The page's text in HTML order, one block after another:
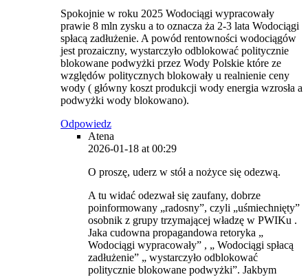
Spokojnie w roku 2025 Wodociągi wypracowały
prawie 8 mln zysku a to oznacza ża 2-3 lata Wodociągi
spłacą zadłużenie. A powód rentowności wodociągów
jest prozaiczny, wystarczyło odblokować politycznie
blokowane podwyżki przez Wody Polskie które ze
względów politycznych blokowały u realnienie ceny
wody ( główny koszt produkcji wody energia wzrosła a
podwyżki wody blokowano).
Odpowiedz
Atena
2026-01-18 at 00:29
O proszę, uderz w stół a nożyce się odezwą.
A tu widać odezwał się zaufany, dobrze
poinformowany „radosny”, czyli „uśmiechnięty”
osobnik z grupy trzymającej władzę w PWIKu .
Jaka cudowna propagandowa retoryka „
Wodociągi wypracowały” , „ Wodociągi spłacą
zadłużenie” „ wystarczyło odblokować
politycznie blokowane podwyżki”. Jakbym